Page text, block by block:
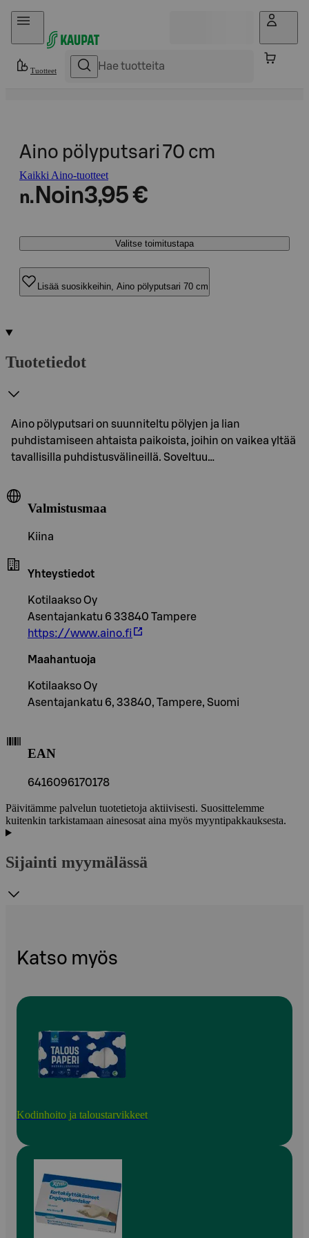
Hyppää sisältöön
Tuotteet
Aino pölyputsari 70 cm
Kaikki Aino-tuotteet
n. Noin3,95 €
Valitse toimitustapa
Lisää suosikkeihin, Aino pölyputsari 70 cm
Tuotetiedot
Aino pölyputsari on suunniteltu pölyjen ja lian
puhdistamiseen ahtaista paikoista, joihin on vaikea yltää
tavallisilla puhdistusvälineillä. Soveltuu…
Valmistusmaa
Kiina
Yhteystiedot
Kotilaakso Oy
Asentajankatu 6 33840 Tampere
https://www.aino.fi
Maahantuoja
Kotilaakso Oy
Asentajankatu 6, 33840, Tampere, Suomi
EAN
6416096170178
Päivitämme palvelun tuotetietoja aktiivisesti. Suosittelemme
kuitenkin tarkistamaan ainesosat aina myös myyntipakkauksesta.
Sijainti myymälässä
Katso myös
Kodinhoito ja taloustarvikkeet